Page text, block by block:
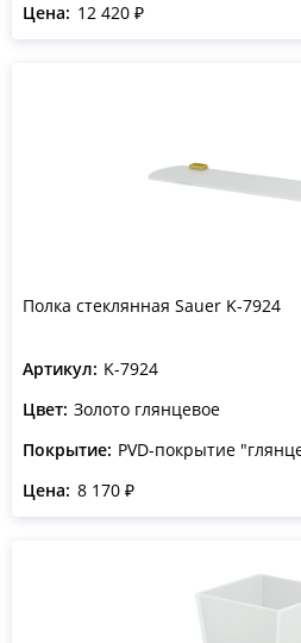
Цена: 12 420 ₽
Полка стеклянная Sauer K-7924
Артикул: K-7924
Цвет: Золото глянцевое
Покрытие: PVD-покрытие
Цена: 8 170 ₽